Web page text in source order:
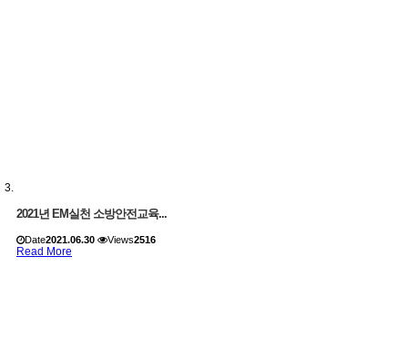
2021년 EM실천 소방안전교육...
Date2021.06.30 Views2516
Read More